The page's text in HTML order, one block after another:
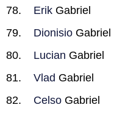
Erik Gabriel
Dionisio Gabriel
Lucian Gabriel
Vlad Gabriel
Celso Gabriel